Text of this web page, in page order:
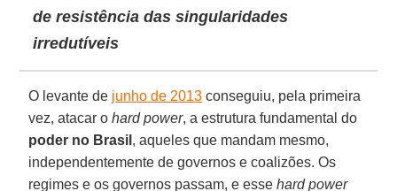
de resistência das singularidades
irredutíveis
O levante de junho de 2013 conseguiu, pela primeira
vez, atacar ohard power, a estrutura fundamental do
poder no Brasil , aqueles que mandam mesmo,
independentemente de governos e coalizões. Os
regimes e os governos passam, e essehard power